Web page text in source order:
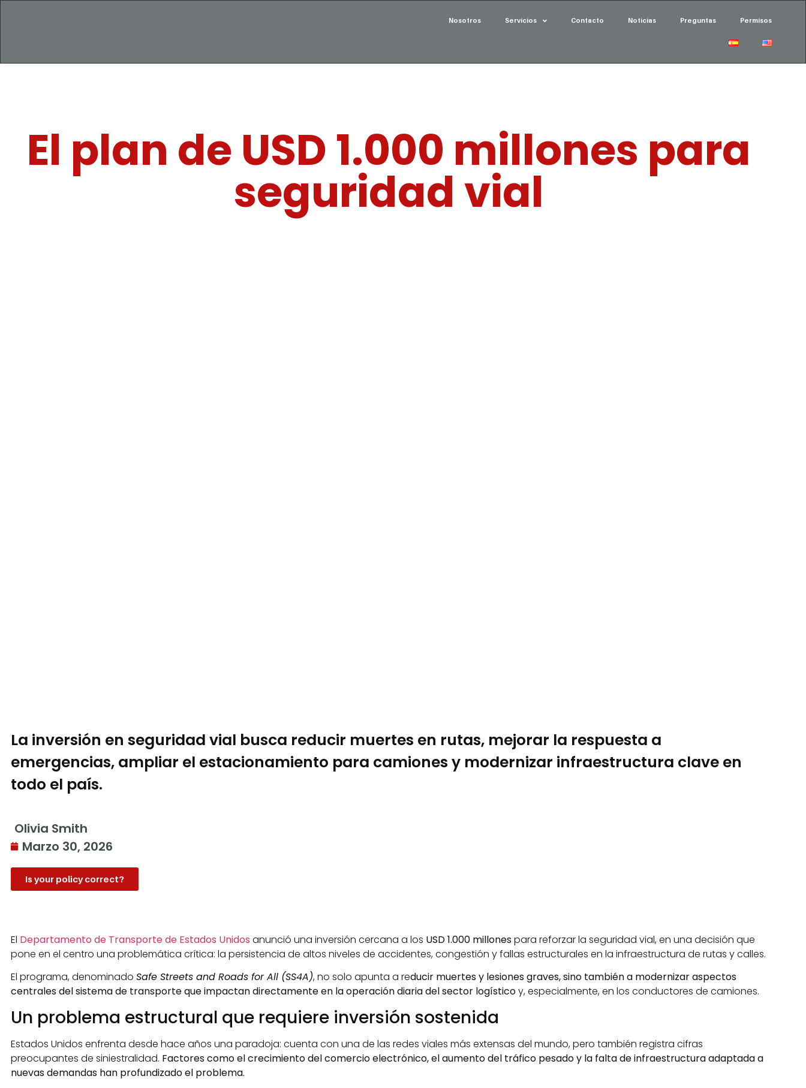
Nosotros Servicios Contacto Noticias Preguntas Permisos
El plan de USD 1.000 millones para
seguridad vial
La inversión en seguridad vial busca reducir muertes en rutas, mejorar la respuesta a
emergencias, ampliar el estacionamiento para camiones y modernizar infraestructura clave en
todo el país.
Olivia Smith
Marzo 30, 2026
Is your policy correct?
El Departamento de Transporte de Estados Unidos anunció una inversión cercana a los USD 1.000 millonespara reforzar la seguridad vial, en una decisión que
pone en el centro una problemática crítica: la persistencia de altos niveles de accidentes, congestión y fallas estructurales en la infraestructura de rutas y calles.
El programa, denominado Safe Streets and Roads for All (SS4A), no solo apunta a reducir muertes y lesiones graves, sino también a modernizar aspectos
centrales del sistema de transporte que impactan directamente en la operación diaria del sector logísticoy, especialmente, en los conductores de camiones.
Un problema estructural que requiere inversión sostenida
Estados Unidos enfrenta desde hace años una paradoja: cuenta con una de las redes viales más extensas del mundo, pero también registra cifras
preocupantes de siniestralidad. Factores como el crecimiento del comercio electrónico, el aumento del tráfico pesado y la falta de infraestructura adaptada a
nuevas demandas han profundizado el problema.